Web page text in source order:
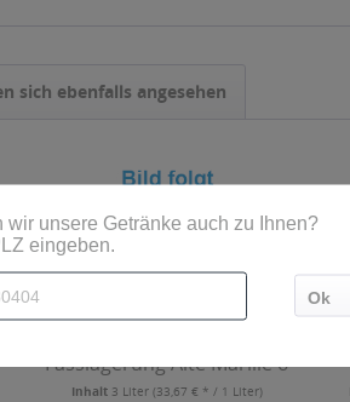
sich ebenfalls angesehen
Fasslagerung Alte Marille 6
x 0,5l
Inhalt 3 Liter (33,67 € * / 1 Liter)